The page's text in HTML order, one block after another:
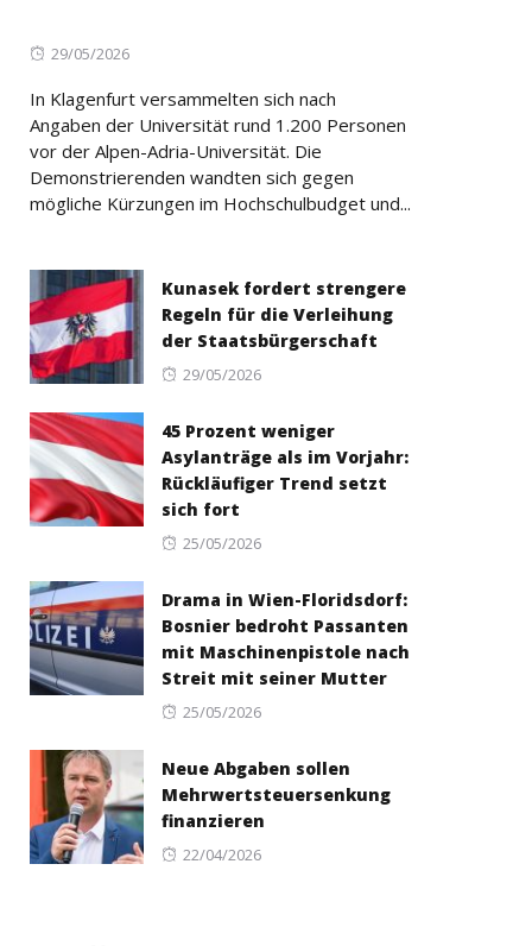
Posted
29/05/2026
In Klagenfurt versammelten sich nach
Angaben der Universität rund 1.200 Personen
vor der Alpen-Adria-Universität. Die
Demonstrierenden wandten sich gegen
mögliche Kürzungen im Hochschulbudget und...
Kunasek fordert strengere
Regeln für die Verleihung
der Staatsbürgerschaft
Posted
29/05/2026
45 Prozent weniger
Asylanträge als im Vorjahr:
Rückläufiger Trend setzt
sich fort
Posted
25/05/2026
Drama in Wien-Floridsdorf:
Bosnier bedroht Passanten
mit Maschinenpistole nach
Streit mit seiner Mutter
Posted
25/05/2026
Neue Abgaben sollen
Mehrwertsteuersenkung
finanzieren
Posted
22/04/2026